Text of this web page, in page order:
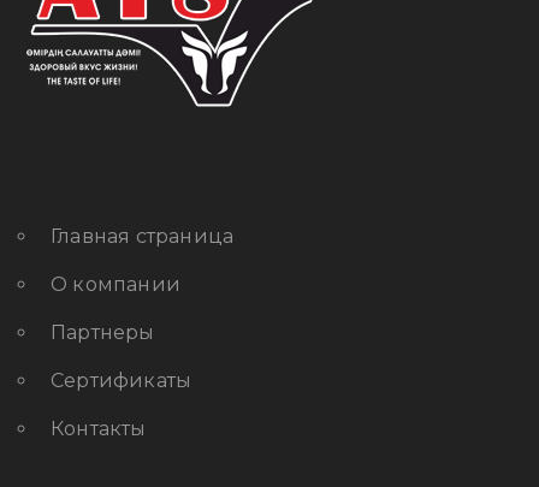
Главная страница
О компании
Партнеры
Сертификаты
Контакты